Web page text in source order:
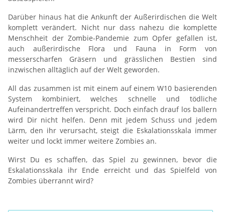
Darüber hinaus hat die Ankunft der Außerirdischen die Welt
komplett verändert. Nicht nur dass nahezu die komplette
Menschheit der Zombie-Pandemie zum Opfer gefallen ist,
auch außerirdische Flora und Fauna in Form von
messerscharfen Gräsern und grässlichen Bestien sind
inzwischen alltäglich auf der Welt geworden.
All das zusammen ist mit einem auf einem W10 basierenden
System kombiniert, welches schnelle und tödliche
Aufeinandertreffen verspricht. Doch einfach drauf los ballern
wird Dir nicht helfen. Denn mit jedem Schuss und jedem
Lärm, den ihr verursacht, steigt die Eskalationsskala immer
weiter und lockt immer weitere Zombies an.
Wirst Du es schaffen, das Spiel zu gewinnen, bevor die
Eskalationsskala ihr Ende erreicht und das Spielfeld von
Zombies überrannt wird?